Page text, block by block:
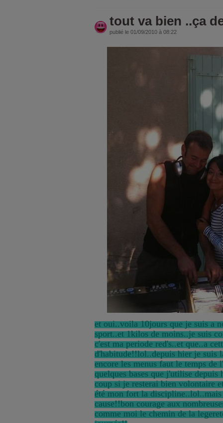
tout va bien ..ça
publié le 01/09/2010 à 08:22
et oui..voila 10jours que je suis a
sport..et 1kilos de moins..je suis
c'est ma periode red's..et que..a
d'habitude!!lol..depuis hier je suis
encore les menus faut le temps
quelques bases que j'utilise
coup si je resterai bien volontaire
été mon fort la discipline..lol..mais
cause!!bon courage aux
comme moi le chemin de la